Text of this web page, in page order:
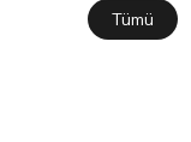
Tümü